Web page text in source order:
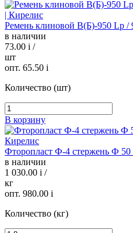
Ремень клиновой В(Б)-950 Lp
в наличии
73.00 i /
шт
опт. 65.50 i
Количество (шт)
В корзину
Фторопласт Ф-4 стержень Ф
в наличии
1 030.00 i /
кг
опт. 980.00 i
Количество (кг)